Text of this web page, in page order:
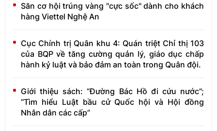
Săn cơ hội trúng vàng "cực sốc" dành cho khách
hàng Viettel Nghệ An
Cục Chính trị Quân khu 4: Quán triệt Chỉ thị 103
của BQP về tăng cường quản lý, giáo dục chấp
hành kỷ luật và bảo đảm an toàn trong Quân đội.
Giới thiệu sách: “Đường Bác Hồ đi cứu nước”;
“Tìm hiểu Luật bầu cử Quốc hội và Hội đồng
Nhân dân các cấp”